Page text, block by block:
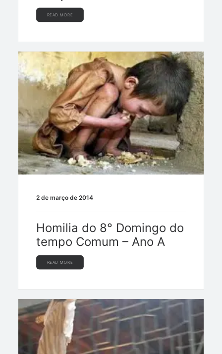
READ MORE
2 de março de 2014
Homilia do 8° Domingo do
tempo Comum – Ano A
READ MORE